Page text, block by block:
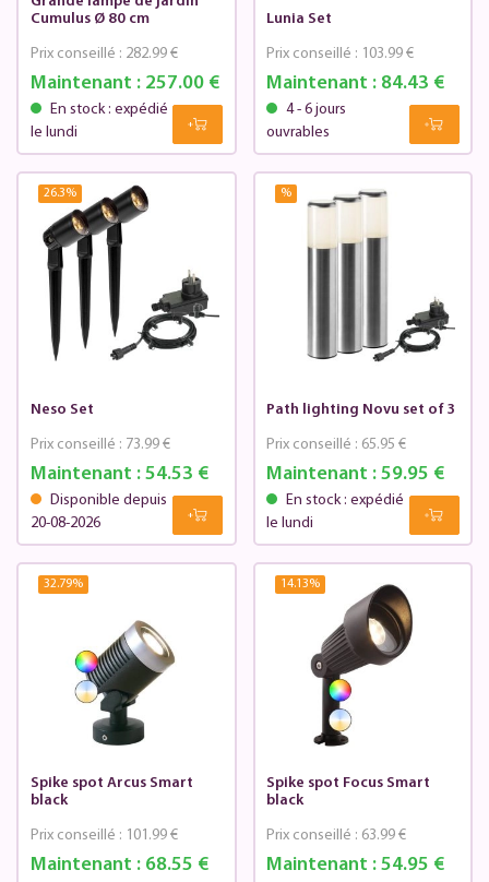
Cumulus Ø 80 cm
Maintenant :257.00 €
Prix conseillé : 282.99 €
En stock : expédié
le lundi
Lunia Set
Maintenant : 84.43 €
Prix conseillé : 103.99 €
4 - 6 jours
ouvrables
26.3%
Neso Set
Maintenant :54.53 €
Prix conseillé : 73.99 €
Disponible depuis
20-08-2026
%
Path lighting Novu set of 3
Maintenant : 59.95 €
Prix conseillé : 65.95 €
En stock : expédié
le lundi
32.79%
Spike spot Arcus Smart
black
Maintenant :68.55 €
Prix conseillé : 101.99 €
14.13%
Spike spot Focus Smart
black
Maintenant : 54.95 €
Prix conseillé : 63.99 €